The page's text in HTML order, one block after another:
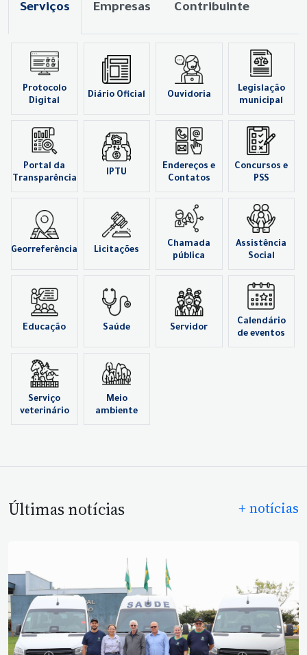
Serviços Empresas Contribuinte
Protocolo
Digital
Diário Oficial Ouvidoria
Legislação
municipal
Portal da
Transparência
IPTU
Endereços e
Contatos
Concursos e
PSS
Georreferência Licitações
Chamada
pública
Assistência
Social
Educação Saúde Servidor
Calendário
de eventos
Serviço
veterinário
Meio
ambiente
Últimas notícias + notícias